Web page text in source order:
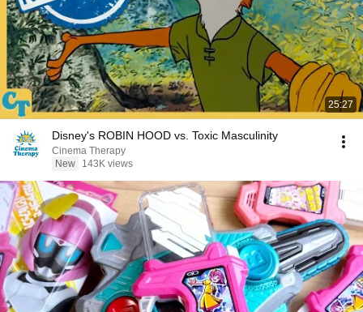
25:27
Disney's ROBIN HOOD vs. Toxic Masculinity
Cinema Therapy
New
143K views